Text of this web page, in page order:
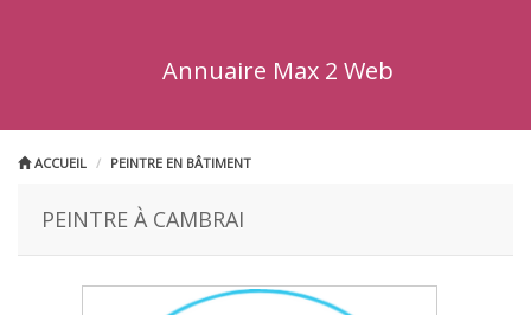
Annuaire Max 2 Web
ACCUEIL PEINTRE EN BÂTIMENT
PEINTRE À CAMBRAI